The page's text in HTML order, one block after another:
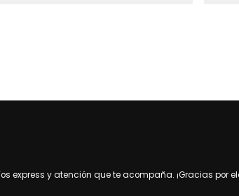
y atención que te acompaña. ¡Gracias por